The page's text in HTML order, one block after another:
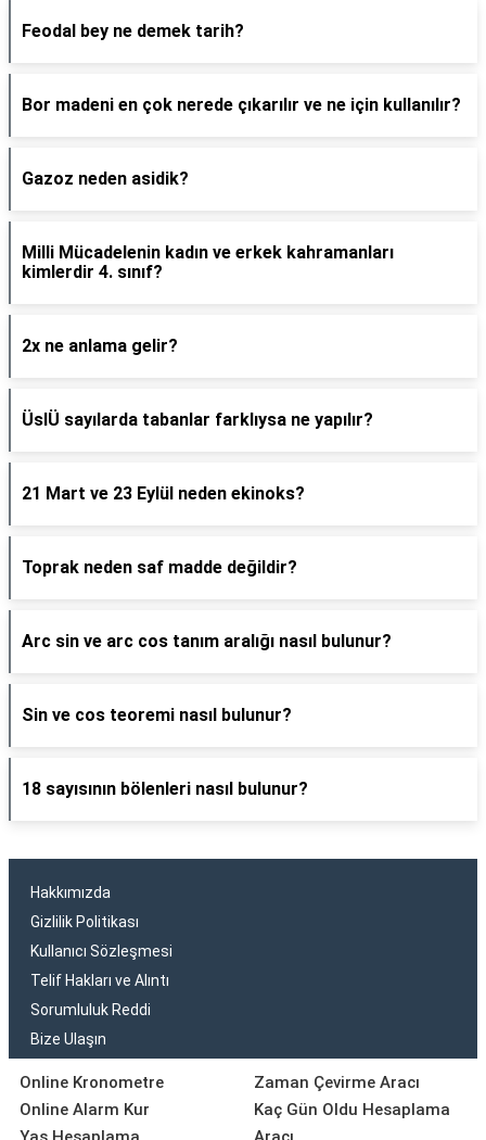
Feodal bey ne demek tarih?
Bor madeni en çok nerede çıkarılır ve ne için kullanılır?
Gazoz neden asidik?
Milli Mücadelenin kadın ve erkek kahramanları
kimlerdir 4. sınıf?
2x ne anlama gelir?
ÜslÜ sayılarda tabanlar farklıysa ne yapılır?
21 Mart ve 23 Eylül neden ekinoks?
Toprak neden saf madde değildir?
Arc sin ve arc cos tanım aralığı nasıl bulunur?
Sin ve cos teoremi nasıl bulunur?
18 sayısının bölenleri nasıl bulunur?
Hakkımızda
Gizlilik Politikası
Kullanıcı Sözleşmesi
Telif Hakları ve Alıntı
Sorumluluk Reddi
Bize Ulaşın
Online Kronometre
Online Alarm Kur
Zaman Çevirme Aracı
Kaç Gün Oldu Hesaplama